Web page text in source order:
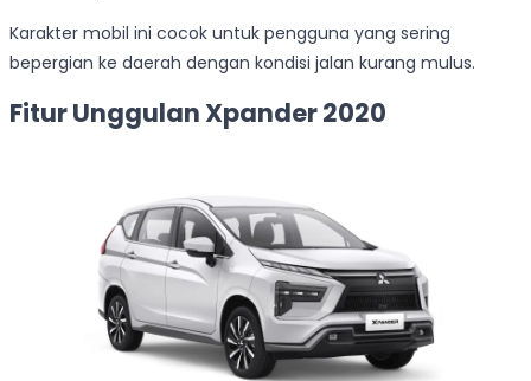
Karakter mobil ini cocok untuk pengguna yang sering
bepergian ke daerah dengan kondisi jalan kurang mulus.
Fitur Unggulan Xpander 2020